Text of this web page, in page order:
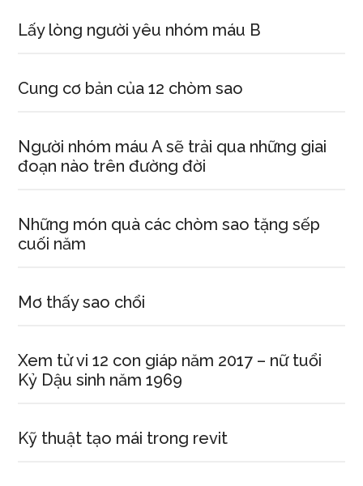
Lấy lòng người yêu nhóm máu B
Cung cơ bản của 12 chòm sao
Người nhóm máu A sẽ trải qua những giai
đoạn nào trên đường đời
Những món quà các chòm sao tặng sếp
cuối năm
Mơ thấy sao chổi
Xem tử vi 12 con giáp năm 2017 – nữ tuổi
Kỷ Dậu sinh năm 1969
Kỹ thuật tạo mái trong revit